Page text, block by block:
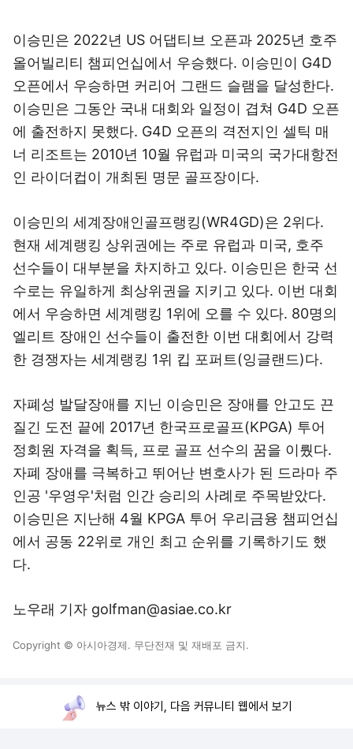
이승민은 2022년 US 어댑티브 오픈과 2025년 호주
올어빌리티 챔피언십에서 우승했다. 이승민이 G4D
오픈에서 우승하면 커리어 그랜드 슬램을 달성한다.
이승민은 그동안 국내 대회와 일정이 겹쳐 G4D 오픈
에 출전하지 못했다. G4D 오픈의 격전지인 셀틱 매
너 리조트는 2010년 10월 유럽과 미국의 국가대항전
인 라이더컵이 개최된 명문 골프장이다.
이승민의 세계장애인골프랭킹(WR4GD)은 2위다.
현재 세계랭킹 상위권에는 주로 유럽과 미국, 호주
선수들이 대부분을 차지하고 있다. 이승민은 한국 선
수로는 유일하게 최상위권을 지키고 있다. 이번 대회
에서 우승하면 세계랭킹 1위에 오를 수 있다. 80명의
엘리트 장애인 선수들이 출전한 이번 대회에서 강력
한 경쟁자는 세계랭킹 1위 킵 포퍼트(잉글랜드)다.
자폐성 발달장애를 지닌 이승민은 장애를 안고도 끈
질긴 도전 끝에 2017년 한국프로골프(KPGA) 투어
정회원 자격을 획득, 프로 골프 선수의 꿈을 이뤘다.
자폐 장애를 극복하고 뛰어난 변호사가 된 드라마 주
인공 '우영우'처럼 인간 승리의 사례로 주목받았다.
이승민은 지난해 4월 KPGA 투어 우리금융 챔피언십
에서 공동 22위로 개인 최고 순위를 기록하기도 했
다.
노우래 기자 golfman@asiae.co.kr
Copyright © 아시아경제. 무단전재 및 재배포 금지.
뉴스 밖 이야기, 다음 커뮤니티 웹에서 보기